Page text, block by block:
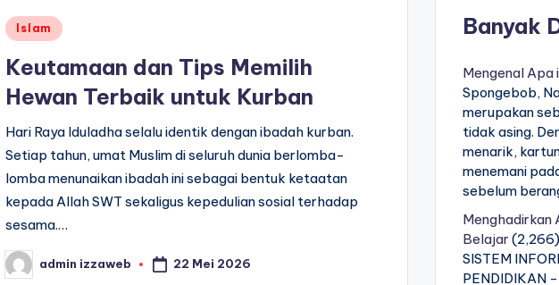
Posted
Islam
Keutamaan dan Tips Memilih
Hewan Terbaik untuk Kurban
Hari Raya Iduladha selalu identik dengan ibadah kurban.
Setiap tahun, umat Muslim di seluruh dunia berlomba-
lomba menunaikan ibadah ini sebagai bentuk ketaatan
kepada Allah SWT sekaligus kepedulian sosial terhadap
sesama.…
Postedadmin izzaweb 22 Mei 2026
Banyak
Mengenal Apa
Spongebob,
merupakan
tidak asing.
menarik,
menemani
sebelum
Menghadirkan
Belajar (2,266)
SISTEM
PENDIDIKAN